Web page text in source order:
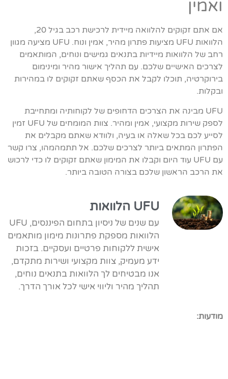
ואמין
אם אתם זקוקים להלוואה מיידית לרכישת רכב בגיל 20,
הלוואות UFU מציעות פתרון מהיר, אמין ונוח. UFU מציעה מגוון
רחב של הלוואות מיידיות בתנאים גמישים ונוחים, המותאמים
לצרכים האישיים שלכם. עם תהליך אישור מהיר ומינימום
בירוקרטיה, תוכלו לקבל את הכסף שאתם זקוקים לו במהירות
ובקלות.
UFU מבינה את הצרכים הדחופים של לקוחותיה ומתחייבת
לספק שירות מקצועי, אמין ומהיר. צוות המומחים של UFU זמין
לסייע לכם בכל שאלה או בעיה, ולוודא שאתם מקבלים את
הפתרון המתאים ביותר לצרכים שלכם. אל תתמהמהו, צרו קשר
עם UFU עוד היום וקבלו את המימון שאתם זקוקים לו כדי לרכוש
את הרכב הראשון שלכם בצורה הטובה ביותר.
UFU הלוואות
עם שנים של ניסיון בתחום הפיננסים, UFU
הלוואות מספקת פתרונות מימון מותאמים
אישית ללקוחות פרטיים ועסקיים. בזכות
ידע מעמיק, צוות מקצועי ושירות מתקדם,
אנו מבטיחים לך הלוואות בתנאים נוחים,
תהליך מהיר וליווי אישי לכל אורך הדרך.
מודעות: